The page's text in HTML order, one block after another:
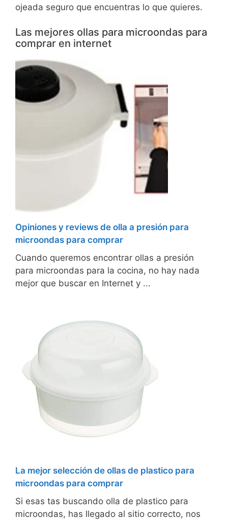
ojeada seguro que encuentras lo que quieres.
Las mejores ollas para microondas para
comprar en internet
Opiniones y reviews de olla a presión para
microondas para comprar
Cuando queremos encontrar ollas a presión
para microondas para la cocina, no hay nada
mejor que buscar en Internet y ...
La mejor selección de ollas de plastico para
microondas para comprar
Si esas tas buscando olla de plastico para
microondas, has llegado al sitio correcto, nos